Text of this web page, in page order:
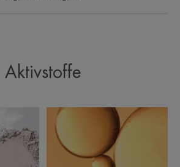
Creme-Make-up Reichhaltig
Aktivstoffe